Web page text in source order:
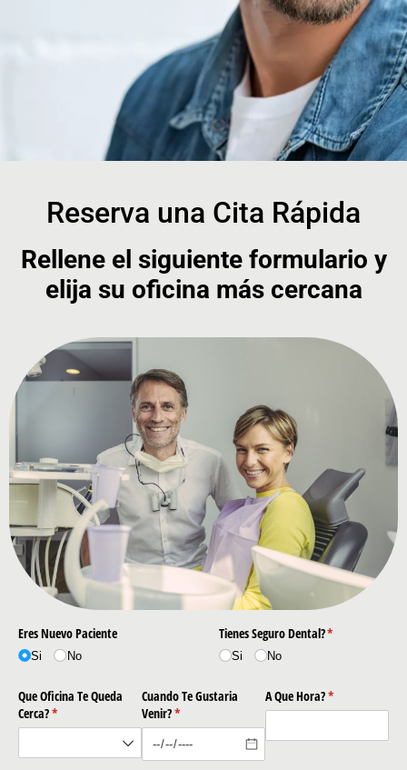
Reserva una Cita Rápida
Rellene el siguiente formulario y
elija su oficina más cercana